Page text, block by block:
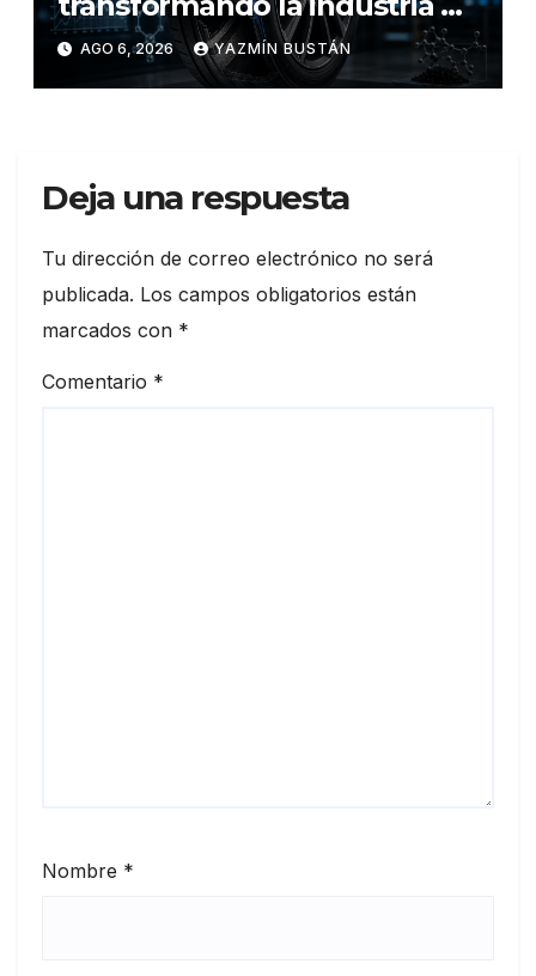
los neumáticos y redefinen el
futuro de la movilidad
AGO 6, 2026 YAZMÍN BUSTÁN
Deja una respuesta
Tu dirección de correo electrónico no será
publicada. Los campos obligatorios están
marcados con *
Comentario *
Nombre *